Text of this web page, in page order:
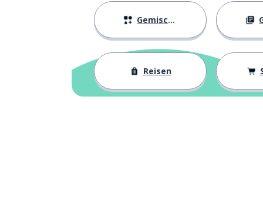
to sexualise sexualisieren
identifizieren
a counterpart ein Gegenstück
Gemischtes
Reisen